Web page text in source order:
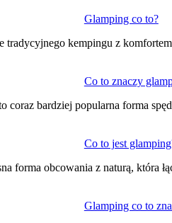
Glamping co to?
tradycyjnego kempingu z
Co to znaczy
coraz bardziej popularna forma
Co to jest
forma obcowania z naturą, która
Glamping co to